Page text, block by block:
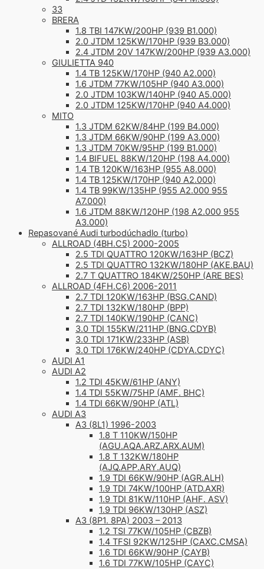
33
BRERA
1.8 TBI 147KW/200HP (939 B1.000)
2.0 JTDM 125KW/170HP (939 B3.000)
2.4 JTDM 20V 147KW/200HP (939 A3.000)
GIULIETTA 940
1.4 TB 125KW/170HP (940 A2.000)
1.6 JTDM 77KW/105HP (940 A3.000)
2.0 JTDM 103KW/140HP (940 A5.000)
2.0 JTDM 125KW/170HP (940 A4.000)
MITO
1.3 JTDM 62KW/84HP (199 B4.000)
1.3 JTDM 66KW/90HP (199 A3.000)
1.3 JTDM 70KW/95HP (199 B1.000)
1.4 BIFUEL 88KW/120HP (198 A4.000)
1.4 TB 120KW/163HP (955 A8.000)
1.4 TB 125KW/170HP (940 A2.000)
1.4 TB 99KW/135HP (955 A2.000 955
A7.000)
1.6 JTDM 88KW/120HP (198 A2.000 955
A3.000)
Repasované Audi turbodúchadlo (turbo)
ALLROAD (4BH.C5) 2000-2005
2.5 TDI QUATTRO 120KW/163HP (BCZ)
2.5 TDI QUATTRO 132KW/180HP (AKE.BAU)
2.7 T QUATTRO 184KW/250HP (ARE BES)
ALLROAD (4FH.C6) 2006-2011
2.7 TDI 120KW/163HP (BSG.CAND)
2.7 TDI 132KW/180HP (BPP)
2.7 TDI 140KW/190HP (CANC)
3.0 TDI 155KW/211HP (BNG.CDYB)
3.0 TDI 171KW/233HP (ASB)
3.0 TDI 176KW/240HP (CDYA.CDYC)
AUDI A1
AUDI A2
1.2 TDI 45KW/61HP (ANY)
1.4 TDI 55KW/75HP (AMF. BHC)
1.4 TDI 66KW/90HP (ATL)
AUDI A3
A3 (8L1) 1996-2003
1.8 T 110KW/150HP
(AGU.AQA.ARZ.ARX.AUM)
1.8 T 132KW/180HP
(AJQ.APP.ARY.AUQ)
1.9 TDI 66KW/90HP (AGR.ALH)
1.9 TDI 74KW/100HP (ATD.AXR)
1.9 TDI 81KW/110HP (AHF. ASV)
1.9 TDI 96KW/130HP (ASZ)
A3 (8P1. 8PA) 2003 – 2013
1.2 TSI 77KW/105HP (CBZB)
1.4 TFSI 92KW/125HP (CAXC.CMSA)
1.6 TDI 66KW/90HP (CAYB)
1.6 TDI 77KW/105HP (CAYC)